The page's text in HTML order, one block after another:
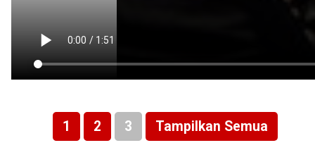
1 2 3 Tampilkan Semua